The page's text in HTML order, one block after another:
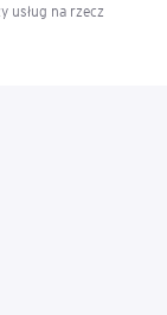
usług na rzecz